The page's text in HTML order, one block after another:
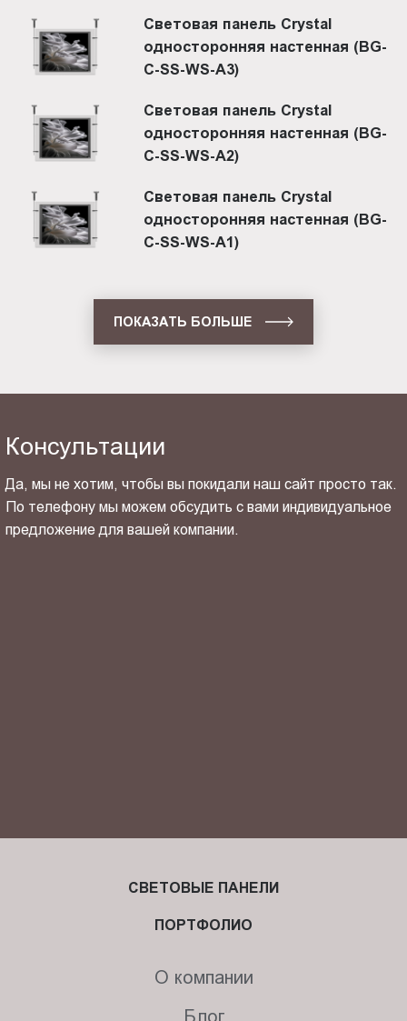
Световая панель Crystal
односторонняя настенная (BG-
C-SS-WS-A3)
Световая панель Crystal
односторонняя настенная (BG-
C-SS-WS-A2)
Световая панель Crystal
односторонняя настенная (BG-
C-SS-WS-A1)
ПОКАЗАТЬ БОЛЬШЕ
Консультации
Да, мы не хотим, чтобы вы покидали наш сайт просто так.
По телефону мы можем обсудить с вами индивидуальное
предложение для вашей компании.
СВЕТОВЫЕ ПАНЕЛИ
ПОРТФОЛИО
О компании
Блог